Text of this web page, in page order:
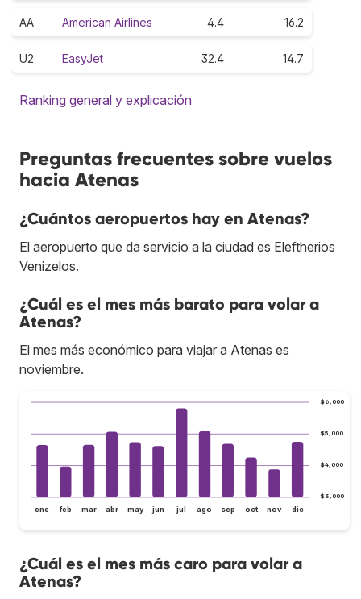
AA American Airlines 4.4 16.2
U2 EasyJet 32.4 14.7
Ranking general y explicación
Preguntas frecuentes sobre vuelos
hacia Atenas
¿Cuántos aeropuertos hay en Atenas?
El aeropuerto que da servicio a la ciudad es Eleftherios
Venizelos.
¿Cuál es el mes más barato para volar a
Atenas?
El mes más económico para viajar a Atenas es
noviembre.
$3,000
$4,000
$5,000
$6,000
ene feb mar abr may jun jul ago sep oct nov dic
¿Cuál es el mes más caro para volar a
Atenas?